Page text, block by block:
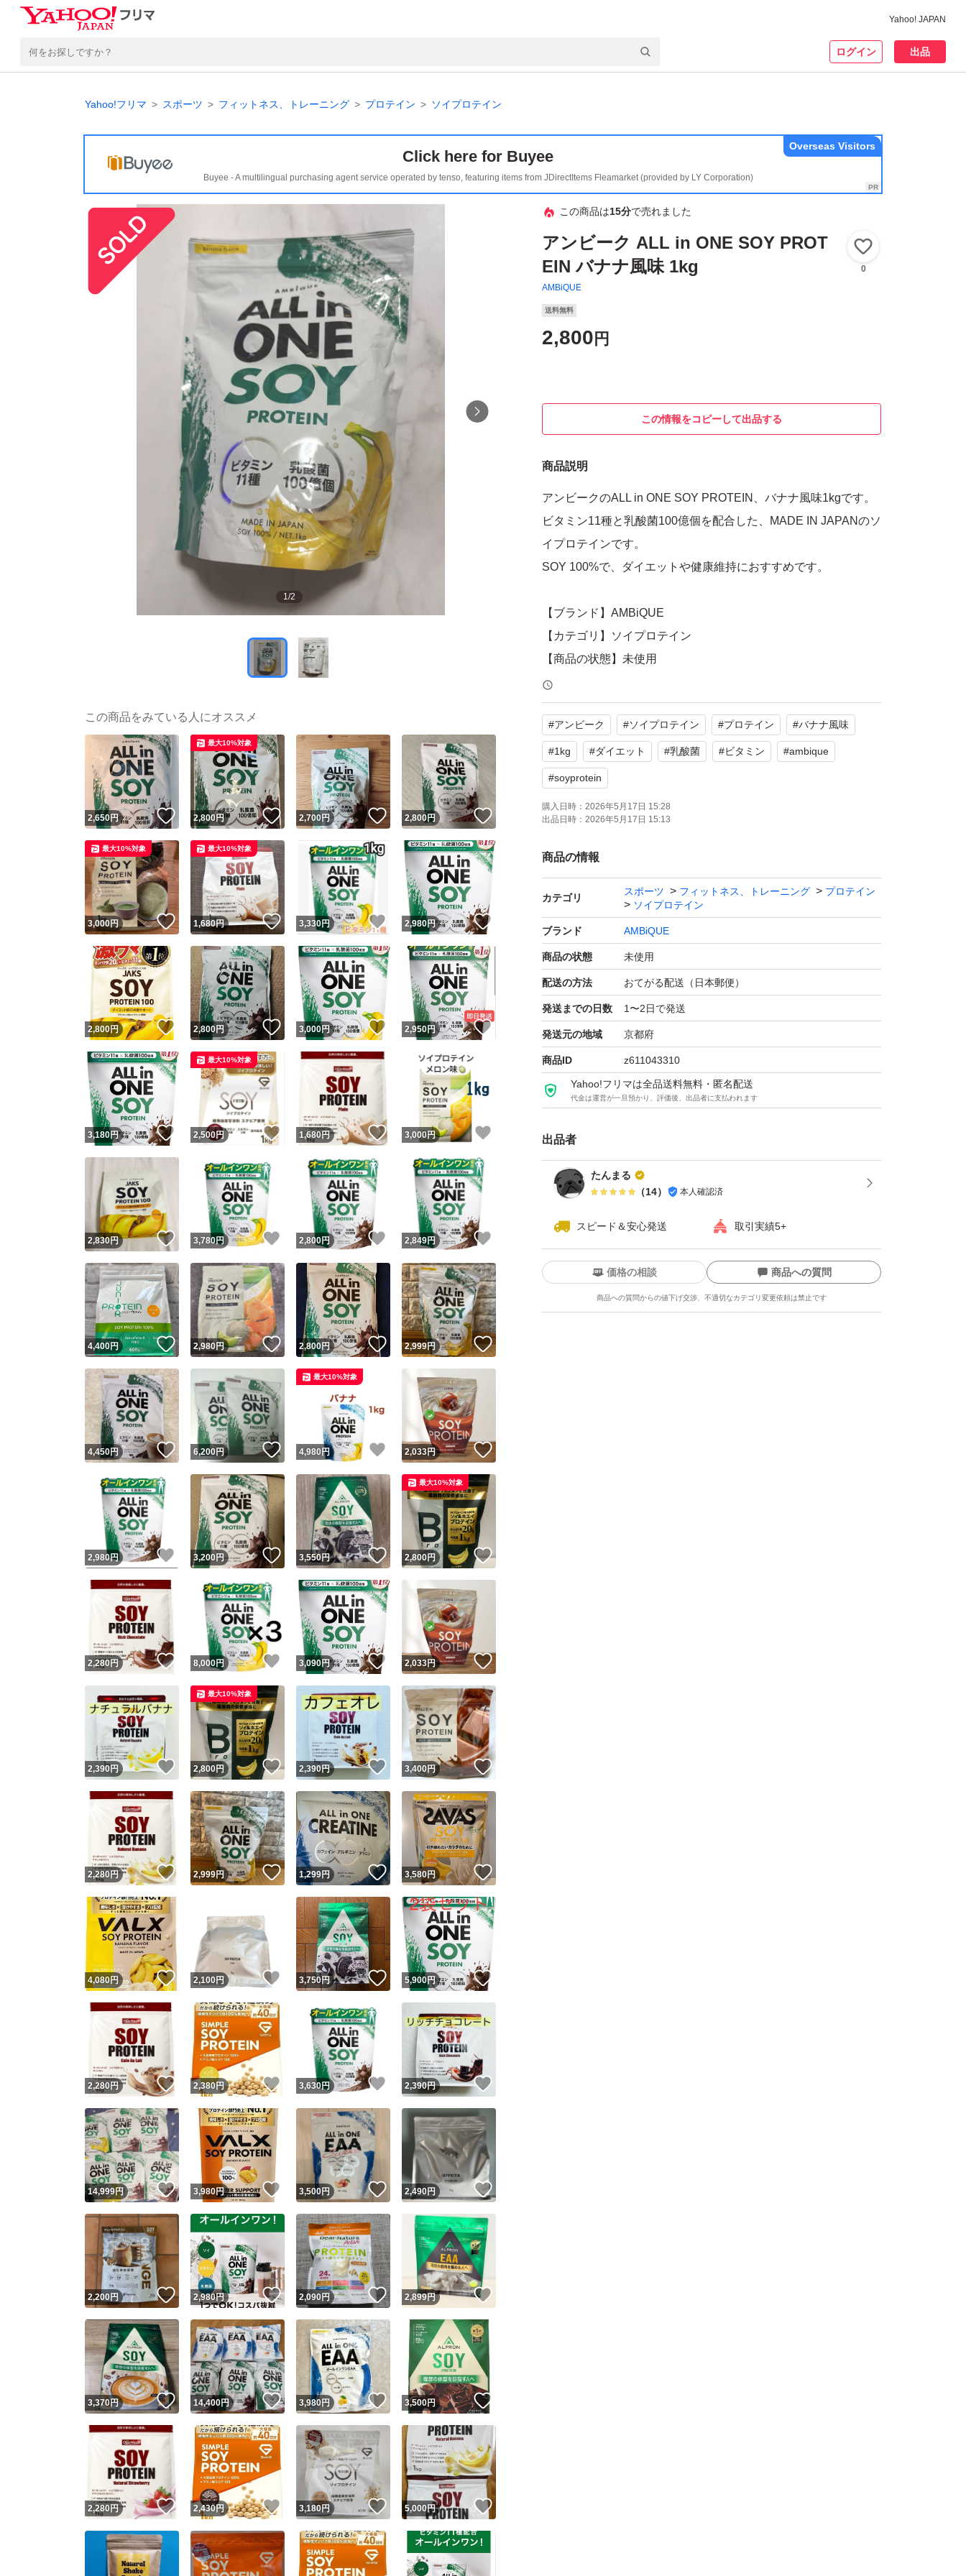
Yahoo! JAPAN
ログイン 出品
Yahoo!フリマ スポーツ フィットネス、トレーニング プロテイン ソイプロテイン
Click here for Buyee
Buyee - A multilingual purchasing agent service operated by tenso, featuring items from JDirectItems Fleamarket (provided by LY Corporation)
Overseas Visitors
1/2
この商品は15分で売れました
アンビーク ALL in ONE SOY PROT
EIN バナナ風味 1kg
AMBiQUE
0
送料無料
2,800 円
この情報をコピーして出品する
商品説明
アンビークのALL in ONE SOY PROTEIN、バナナ風味1kgです。
ビタミン11種と乳酸菌100億個を配合した、MADE IN JAPANのソ
イプロテインです。
SOY 100%で、ダイエットや健康維持におすすめです。
【ブランド】AMBiQUE
【カテゴリ】ソイプロテイン
【商品の状態】未使用
【カラー】ホワイト系（パッケージ）
【容量】1kg
【風味】バナナ
【その他】ビタミン11種、乳酸菌100億個配合
#アンビーク #ソイプロテイン #プロテイン #バナナ風味
#1kg #ダイエット #乳酸菌 #ビタミン #ambique
#soyprotein
購入日時： 2026年5月17日 15:28
出品日時： 2026年5月17日 15:13
商品の情報
カテゴリ
スポーツ フィットネス、トレーニング
プロテイン
ソイプロテイン
ブランド AMBiQUE
商品の状態 未使用
配送の方法 おてがる配送（日本郵便）
発送までの日数 1〜2日で発送
発送元の地域 京都府
商品ID z611043310
Yahoo!フリマは全品送料無料・匿名配送
代金は運営が一旦預かり、評価後、出品者に支払われます
出品者
たんまる
（14） 本人確認済
スピード＆安心発送 取引実績5+
ユーザーの実績について
Yahoo!フリマが定めた一定の基準を満たしたユーザーにバッジを付与しています
安心取引出品者
安心取引出品者 Yahoo!フリマの基準をクリアした安心・安全なユーザーです
取引実績
取引実績◯+ このユーザーはYahoo!フリマの取引を完了させた実績があります
他フリマ実績◯+ このユーザーは他フリマサービスでの取引実績があります
スピード&安心発送
※このバッジは実績に基づく表示であり、発送を保証しているものではありません
スピード＆安心発送
このユーザーは高頻度で24時間以内＆設定した発送日数内に発送してい
ます
スピード発送 このユーザーは高頻度で24時間以内に発送しています
安心発送 このユーザーは設定した発送日数内に発送しています
価格の相談 商品への質問
商品への質問からの値下げ交渉、不適切なカテゴリ変更依頼は禁止です
この商品の情報をコピーします
商品画像の無断転載は禁止されています
コピーは1商品につき1回です
出品ページへ
キャンセル
この商品をみている人にオススメ
2,650円 いいね！
2,800円 いいね！
最大10%対象
2,700円 いいね！
2,800円 いいね！
3,000円 いいね！
最大10%対象
1,680円 いいね！
最大10%対象
3,330円 いいね！
2,980円
2,800円 いいね！
2,800円 いいね！
3,000円 いいね！
2,950円
3,180円 いいね！
2,500円 いいね！
最大10%対象
1,680円 いいね！
3,000円
2,830円 いいね！
3,780円 いいね！
2,800円 いいね！
2,849円
4,400円 いいね！
2,980円 いいね！
2,800円 いいね！
2,999円 いいね！
4,450円 いいね！
6,200円 いいね！
4,980 円 いいね！
最大10%対象
2,033円
2,980円 いいね！
3,200円 いいね！
3,550円 いいね！
2,800円 いいね！
最大10%対象
2,280円 いいね！
8,000円 いいね！
3,090円 いいね！
2,033円
2,390円 いいね！
2,800円 いいね！
最大10%対象
2,390円 いいね！
3,400円
2,280円 いいね！
2,999円 いいね！
1,299円 いいね！
3,580円
4,080円 いいね！
2,100円 いいね！
3,750円 いいね！
5,900円
2,280円 いいね！
2,380円 いいね！
3,630円 いいね！
2,390円
14,999円 いいね！
3,980円 いいね！
3,500円 いいね！
2,490円
2,200円 いいね！
2,980円 いいね！
2,090円 いいね！
2,899円
3,370円 いいね！
14,400円 いいね！
3,980円 いいね！
3,500円
2,280円 いいね！
2,430円 いいね！
3,180円 いいね！
5,000円